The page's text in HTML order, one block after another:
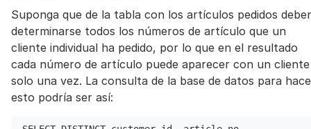
Suponga que de la tabla con los artículos pedidos
determinarse todos los números de artículo que un
cliente individual ha pedido, por lo que en el resultado
cada número de artículo puede aparecer con un cliente
solo una vez. La consulta de la base de datos para
esto podría ser así: